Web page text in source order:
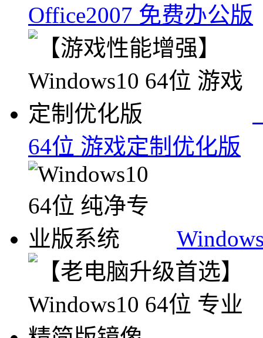
Office2007 免费办公版
64位 游戏定制优化版